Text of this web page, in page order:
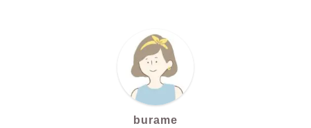
burame